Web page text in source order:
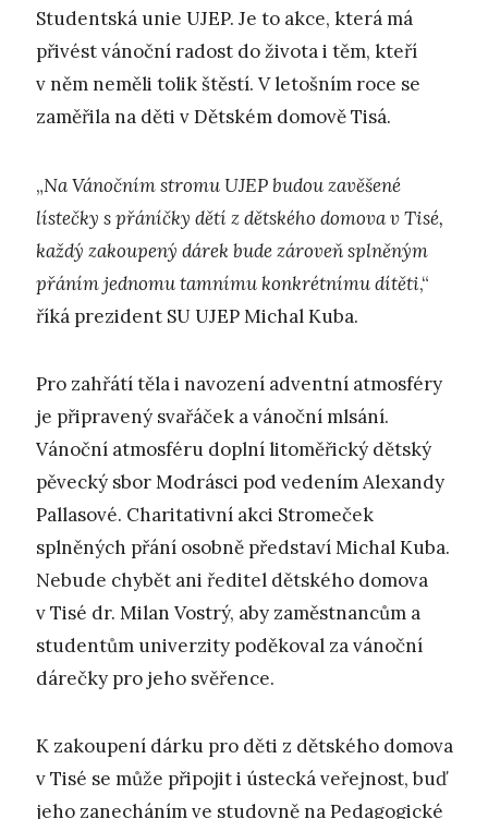
Studentská unie UJEP. Je to akce, která má
přivést vánoční radost do života i těm, kteří
v něm neměli tolik štěstí. V letošním roce se
zaměřila na děti v Dětském domově Tisá.
„Na Vánočním stromu UJEP budou zavěšené
lístečky s přáníčky dětí z dětského domova v Tisé,
každý zakoupený dárek bude zároveň splněným
přáním jednomu tamnímu konkrétnímu dítěti,“
říká prezident SU UJEP Michal Kuba.
Pro zahřátí těla i navození adventní atmosféry
je připravený svařáček a vánoční mlsání.
Vánoční atmosféru doplní litoměřický dětský
pěvecký sbor Modrásci pod vedením Alexandy
Pallasové. Charitativní akci Stromeček
splněných přání osobně představí Michal Kuba.
Nebude chybět ani ředitel dětského domova
v Tisé dr. Milan Vostrý, aby zaměstnancům a
studentům univerzity poděkoval za vánoční
dárečky pro jeho svěřence.
K zakoupení dárku pro děti z dětského domova
v Tisé se může připojit i ústecká veřejnost, buď
jeho zanecháním ve studovně na Pedagogické